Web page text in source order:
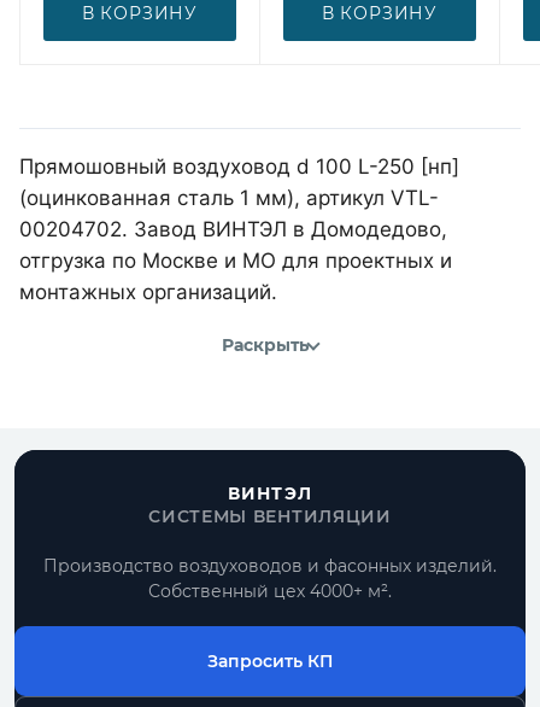
В КОРЗИНУ В КОРЗИНУ
Прямошовный воздуховод d 100 L-250 [нп]
(оцинкованная сталь 1 мм), артикул VTL-
00204702. Завод ВИНТЭЛ в Домодедово,
отгрузка по Москве и МО для проектных и
монтажных организаций.
Раскрыть
ВИНТЭЛ
СИСТЕМЫ ВЕНТИЛЯЦИИ
Производство воздуховодов и фасонных изделий.
Собственный цех 4000+ м².
Запросить КП